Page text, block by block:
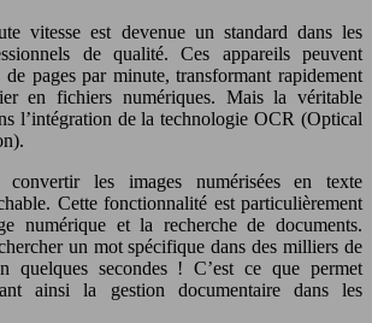
vitesse est devenue un standard dans les
de qualité. Ces appareils peuvent
de pages par minute, transformant rapidement
en fichiers numériques. Mais la véritable
l’intégration de la technologie OCR (Optical
les images numérisées en texte
Cette fonctionnalité est particulièrement
numérique et la recherche de documents.
un mot spécifique dans des milliers de
quelques secondes ! C’est ce que permet
ainsi la gestion documentaire dans les